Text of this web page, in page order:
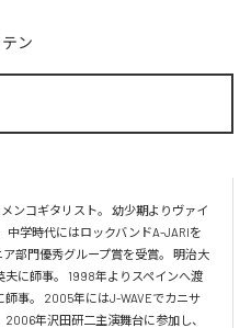
ン
メンコギタリスト。 幼少期よりヴァイ
中学時代にはロックバンドA-JARIを
部門優秀グループ賞を受賞。 明治大
に師事。 1998年よりスペインへ渡
事。 2005年にはJ-WAVEでカニサ
年沢田研二主演舞台に参加し、